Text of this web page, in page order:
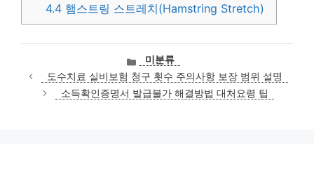
4.4 햄스트링 스트레치(Hamstring Stretch)
카
테
고
리
미분류
도수치료 실비보험 청구 횟수 주의사항 보장 범위 설명
소득확인증명서 발급불가 해결방법 대처요령 팁